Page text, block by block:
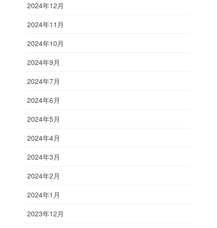
2024年12月
2024年11月
2024年10月
2024年9月
2024年7月
2024年6月
2024年5月
2024年4月
2024年3月
2024年2月
2024年1月
2023年12月